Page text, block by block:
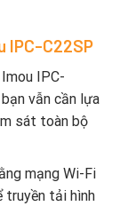
IPC-C22SP
IPC-
vẫn cần lựa
sát toàn bộ
mạng Wi-Fi
truyền tải hình